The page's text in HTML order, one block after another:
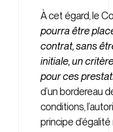
À cet égard, le
pourra être
contrat, sans
initiale, un
pour ces
d’un bordereau
conditions,
principe